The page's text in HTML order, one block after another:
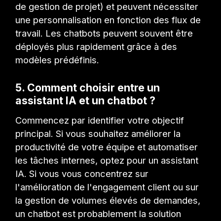
de gestion de projet) et peuvent nécessiter
une personnalisation en fonction des flux de
travail. Les chatbots peuvent souvent être
déployés plus rapidement grâce à des
modèles prédéfinis.
5. Comment choisir entre un
assistant IA et un chatbot ?
Commencez par identifier votre objectif
principal. Si vous souhaitez améliorer la
productivité de votre équipe et automatiser
les tâches internes, optez pour un assistant
IA. Si vous vous concentrez sur
l'amélioration de l'engagement client ou sur
la gestion de volumes élevés de demandes,
un chatbot est probablement la solution